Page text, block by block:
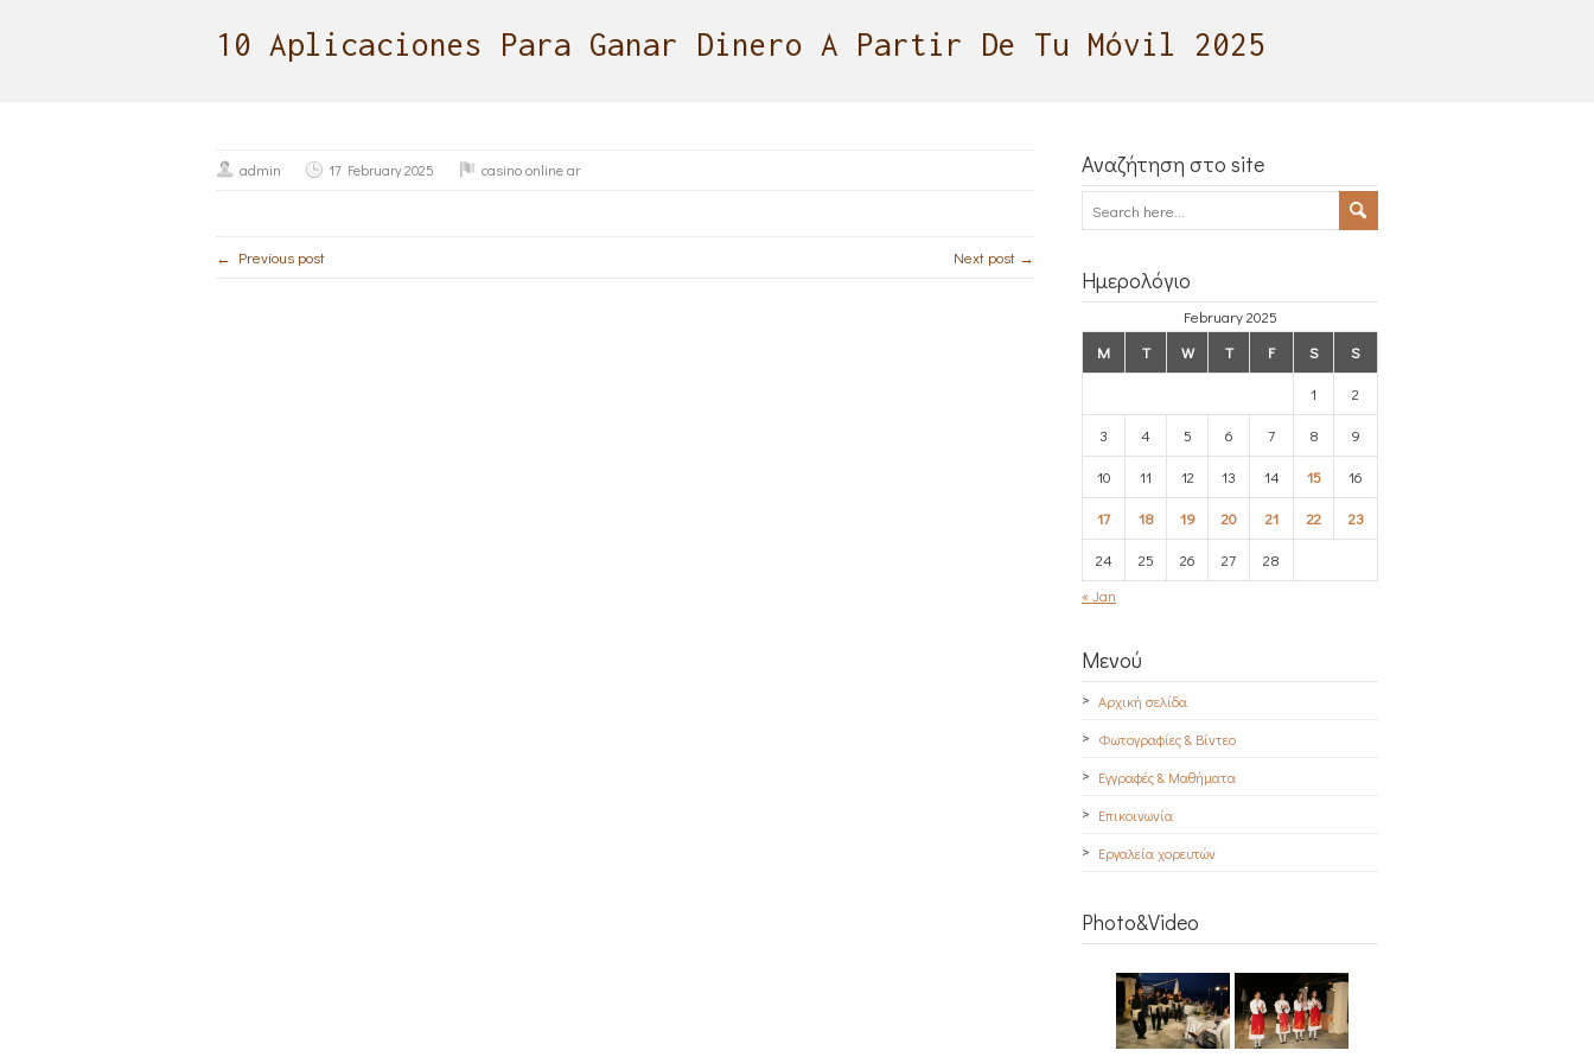
10 Aplicaciones Para Ganar Dinero A Partir De Tu Móvil 2025
admin 17 February 2025 casino online ar
← Previous post Next post →
Αναζήτηση στο site
Ημερολόγιο
February 2025
M
T W T F S S
1 2
3 4 5 6 7 8 9
10 11 12 13 14 15 16
17 18 19 20 21 22 23
24 25 26 27 28
« Jan
Μενού
Αρχική σελίδα
Φωτογραφίες & Βίντεο
Εγγραφές & Μαθήματα
Επικοινωνία
Εργαλεία χορευτών
Photo&Video